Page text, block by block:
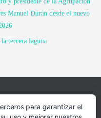
Manuel Durán desde el nuevo
tercera laguna
para garantizar el